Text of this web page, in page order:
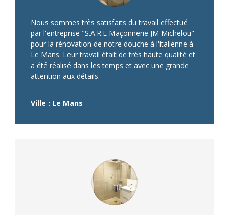
Nous sommes très satisfaits du travail effectué
par l'entreprise "S.A.R.L Maçonnerie JM Michelou"
pour la rénovation de notre douche à l'italienne à
Le Mans. Leur travail était de très haute qualité et
a été réalisé dans les temps et avec une grande
attention aux détails.
Ville : Le Mans